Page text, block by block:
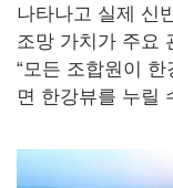
나타나고 실제 신
조망 가치가 주요
“모든 조합원이
면 한강뷰를 누릴